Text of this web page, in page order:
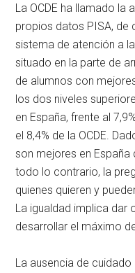
La OCDE ha llamado la
propios datos PISA, de
sistema de atención a
situado en la parte de
de alumnos con
los dos niveles
en España, frente al
el 8,4% de la OCDE.
son mejores en
todo lo contrario, la
quienes quieren y
La igualdad implica dar
desarrollar el máximo
La ausencia de